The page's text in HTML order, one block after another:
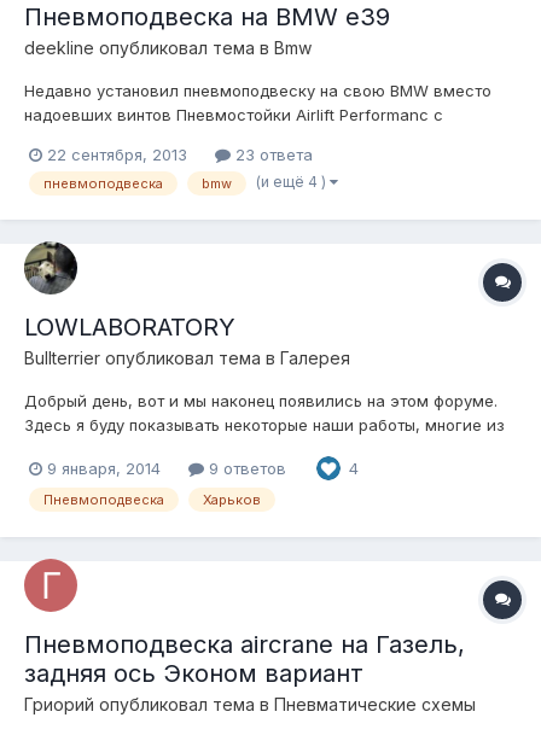
Пневмоподвеска на BMW e39
deekline опубликовал тема в Bmw
Недавно установил пневмоподвеску на свою BMW вместо
надоевших винтов Пневмостойки Airlift Performanc с
Autopilot v2 Два компрессора Viair 400c Ресивер алюминий
11 литров Краткое описание возможностей: Система
22 сентября, 2013 23 ответа
пневмоподвеска bmw (и ещё 4 )
LOWLABORATORY
Bullterrier опубликовал тема в Галерея
Добрый день, вот и мы наконец появились на этом форуме.
Здесь я буду показывать некоторые наши работы, многие из
сделать интересного? Именно с этой целью мы подошли к
вопросу. В дальнейшем вариантов размещения
9 января, 2014 9 ответов 4
Пневмоподвеска Харьков
Пневмоподвеска aircrane на Газель,
задняя ось Эконом вариант
Гриорий опубликовал тема в Пневматические схемы